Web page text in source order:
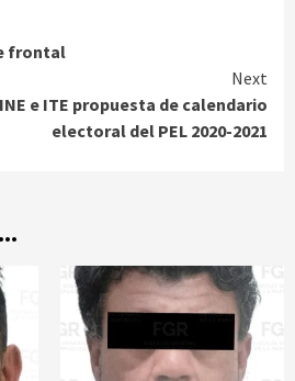
frontal
Next
e ITE propuesta de calendario
electoral del PEL 2020-2021